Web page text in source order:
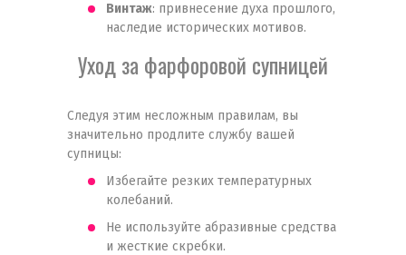
Винтаж: привнесение духа прошлого,
наследие исторических мотивов.
Уход за фарфоровой супницей
Следуя этим несложным правилам, вы
значительно продлите службу вашей
супницы:
Избегайте резких температурных
колебаний.
Не используйте абразивные средства
и жесткие скребки.